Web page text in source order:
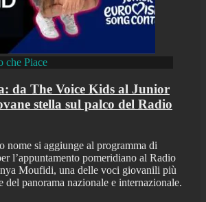
che Piace
da The Voice Kids al Junior
stella sul palco del Radio
nome si aggiunge al programma di
l’appuntamento pomeridiano al Radio
Moufidi, una delle voci giovanili più
del panorama nazionale e internazionale.